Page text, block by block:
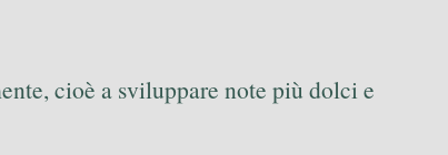
cioè a sviluppare note più dolci e